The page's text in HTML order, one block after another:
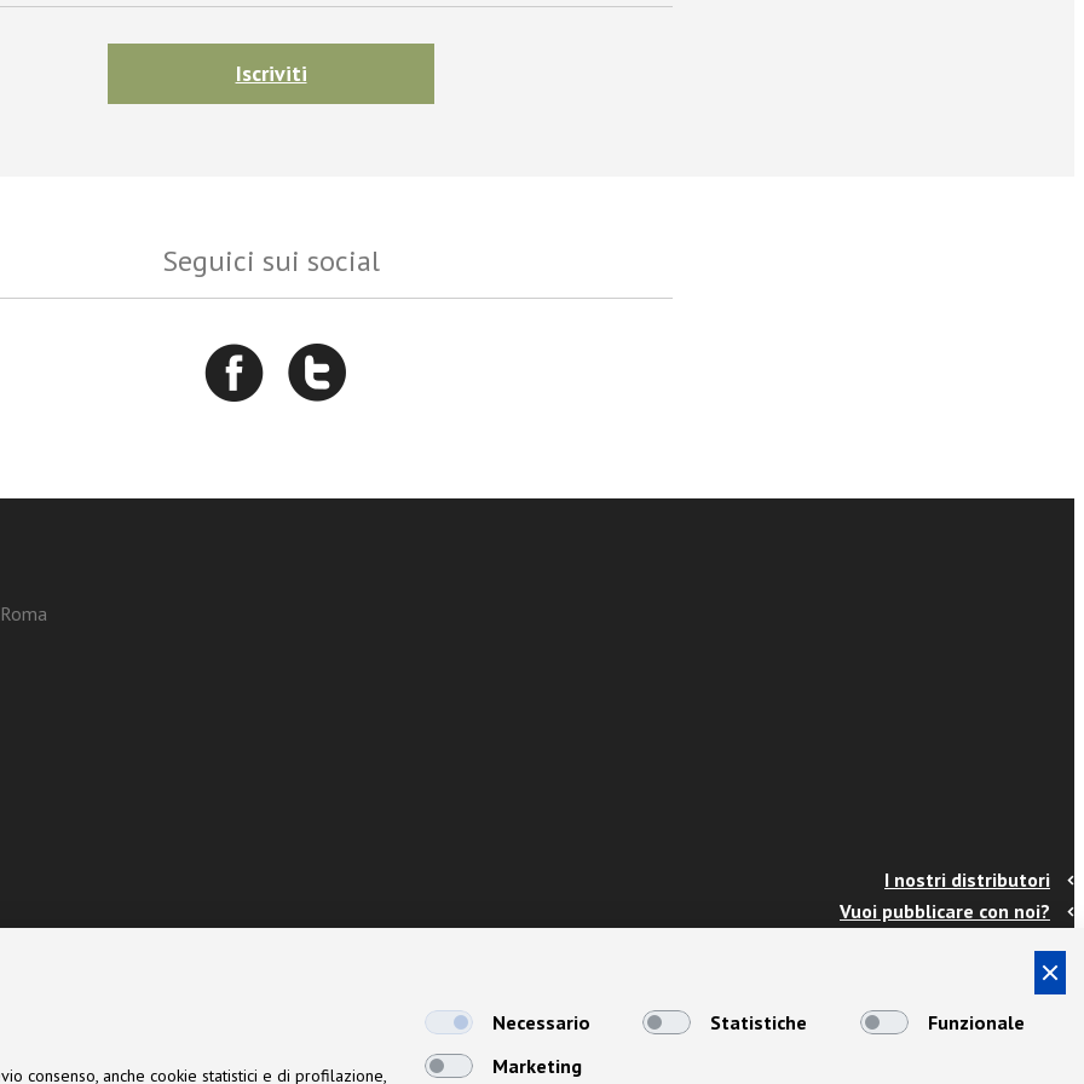
Iscriviti
Seguici sui social
I nostri distributori
Vuoi pubblicare con noi?
Info e spedizioni
Termini e condizioni
Cookies
consenso, anche cookie statistici e di profilazione,
Necessario Statistiche
Funzionale
Marketing